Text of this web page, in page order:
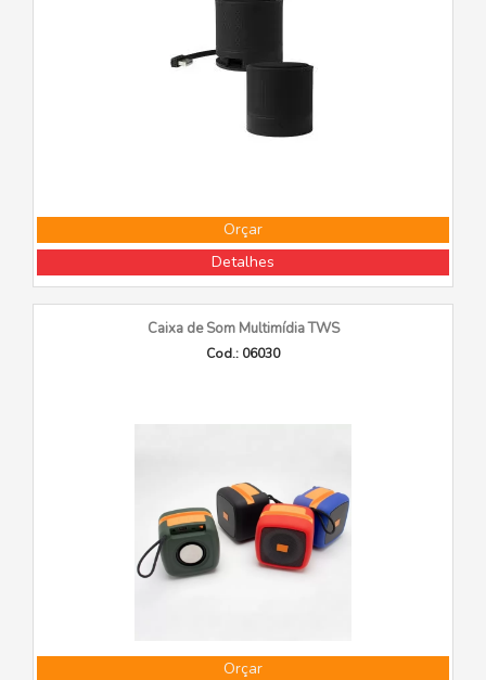
Orçar
Detalhes
Caixa de Som Multimídia TWS
Cod.: 06030
Orçar